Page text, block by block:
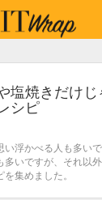
塩焼きだけ
シピ
浮かべる人も多い
多いですが、それ以
集めました。